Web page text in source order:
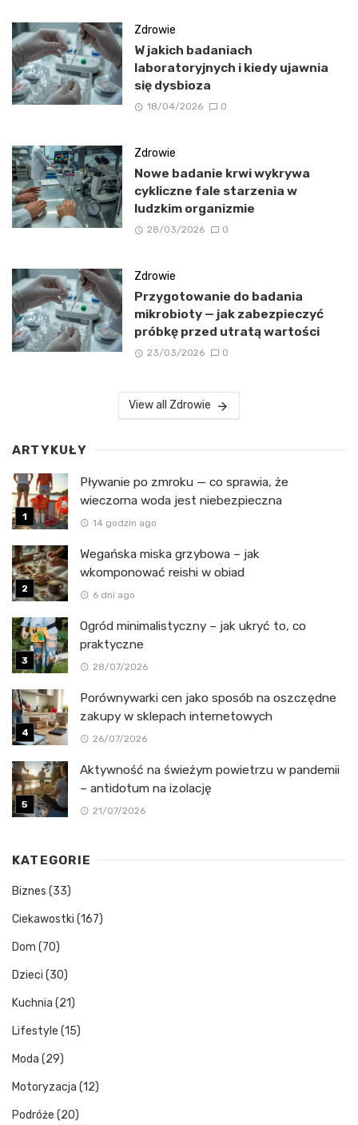
Zdrowie
W jakich badaniach
laboratoryjnych i kiedy ujawnia
się dysbioza
18/04/2026 0
Zdrowie
Nowe badanie krwi wykrywa
cykliczne fale starzenia w
ludzkim organizmie
28/03/2026 0
Zdrowie
Przygotowanie do badania
mikrobioty — jak zabezpieczyć
próbkę przed utratą wartości
23/03/2026 0
View all Zdrowie
ARTYKUŁY
Pływanie po zmroku — co sprawia, że
wieczorna woda jest niebezpieczna
14 godzin ago
Wegańska miska grzybowa – jak
wkomponować reishi w obiad
6 dni ago
Ogród minimalistyczny – jak ukryć to, co
praktyczne
28/07/2026
Porównywarki cen jako sposób na oszczędne
zakupy w sklepach internetowych
26/07/2026
Aktywność na świeżym powietrzu w pandemii
– antidotum na izolację
21/07/2026
KATEGORIE
Biznes (33)
Ciekawostki (167)
Dom (70)
Dzieci (30)
Kuchnia (21)
Lifestyle (15)
Moda (29)
Motoryzacja (12)
Podróże (20)